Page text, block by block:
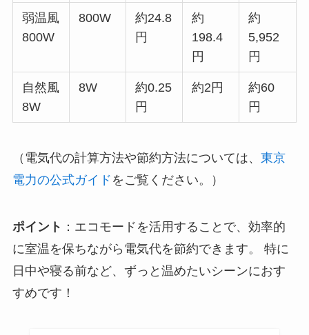
弱温風
800W
800W
約24.8
円
約
198.4
円
約
5,952
円
自然風
8W
8W
約0.25
円
約2円
約60
円
（電気代の計算方法や節約方法については、 東京
電力の公式ガイド をご覧ください。）
ポイント ：エコモードを活用することで、効率的
に室温を保ちながら電気代を節約できます。 特に
日中や寝る前など、ずっと温めたいシーンにおす
すめです！